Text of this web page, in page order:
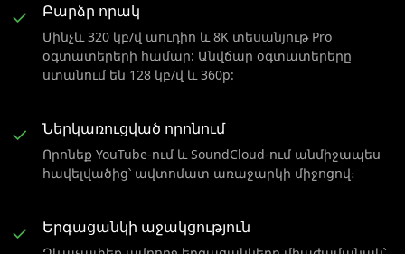
✓ Բարձր որակ
Մինչև 320 կբ/վ աուդիո և 8K տեսանյութ Pro
օգտատերերի համար: Անվճար օգտատերերը
ստանում են 128 կբ/վ և 360p:
✓ Ներկառուցված որոնում
Որոնեք YouTube-ում և SoundCloud-ում անմիջապես
հավելվածից՝ ավտոմատ առաջարկի միջոցով։
✓ Երգացանկի աջակցություն